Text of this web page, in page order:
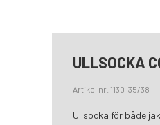
ULLSOCKA
Artikel nr. 1130-35/38
Ullsocka för både